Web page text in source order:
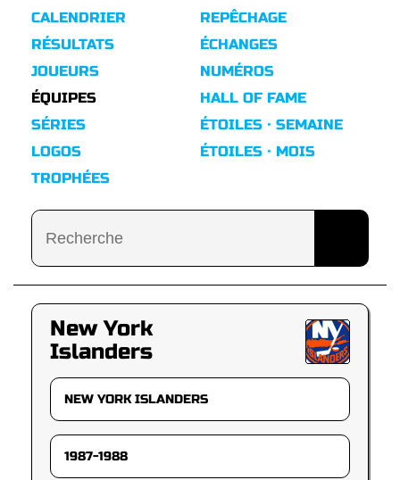
CALENDRIER
RÉSULTATS
REPÊCHAGE
ÉCHANGES
JOUEURS
ÉQUIPES
SÉRIES
LOGOS
TROPHÉES
NUMÉROS
HALL OF FAME
ÉTOILES · SEMAINE
ÉTOILES · MOIS
New York
Islanders